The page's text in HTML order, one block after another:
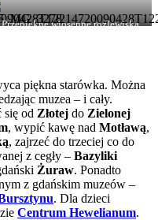
Przepiękne wiosenne rozlewiska
piękna starówka. Można
muzea – i cały.
się od Złotej do Zielonej
, wypić kawę nad Motławą,
, zajrzeć do trzeciej co do
z cegły – Bazyliki
Żuraw. Ponadto
z gdańskim muzeów –
. Dla dzieci
Centrum Hewelianum.